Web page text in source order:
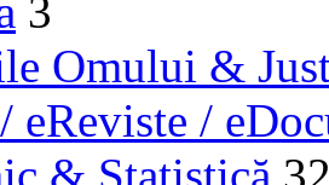
3
Omului &
eReviste /
& Statistică